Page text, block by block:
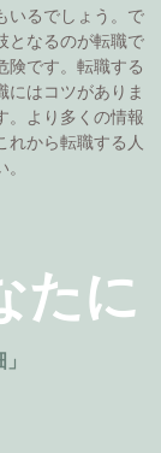
いるでしょう。で
となるのが転職で
険です。転職する
にはコツがありま
。より多くの情報
れから転職する人
たに